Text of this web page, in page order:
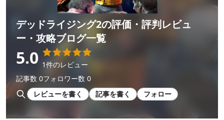
デッドライジング2の評価・評判レビュ
ー・攻略ブログ一覧
5.0 1件のレビュー
記事数 0フォロワー数 0
レビューを書く
記事を書く フォロー